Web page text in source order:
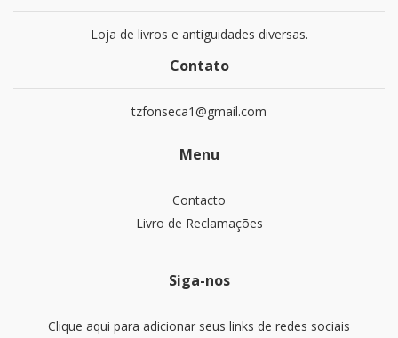
Loja de livros e antiguidades diversas.
Contato
tzfonseca1@gmail.com
Menu
Contacto
Livro de Reclamações
Siga-nos
Clique aqui para adicionar seus links de redes sociais